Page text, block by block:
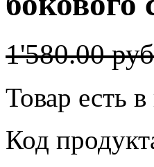
1'580.00 руб
Товар есть
Код